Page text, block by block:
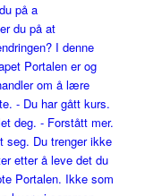
på a